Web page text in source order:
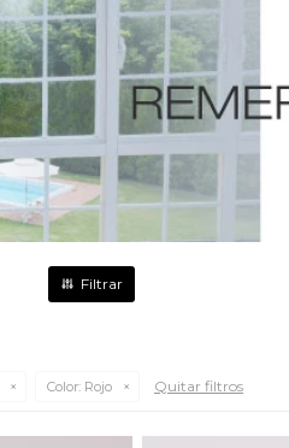
Color: Rojo Quitar filtros